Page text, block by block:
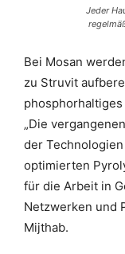
Jeder
Bei Mosan
zu Struvit
„Die
der
optimierten
für die Arbeit in
Netzwerken und
Mijthab.